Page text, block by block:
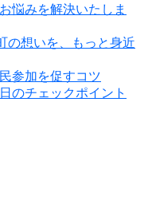
悩みを解決いたしま
の想いを、もっと身近
参加を促すコツ
のチェックポイント